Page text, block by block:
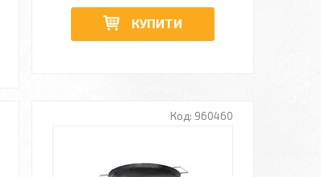
КУПИТИ
960460